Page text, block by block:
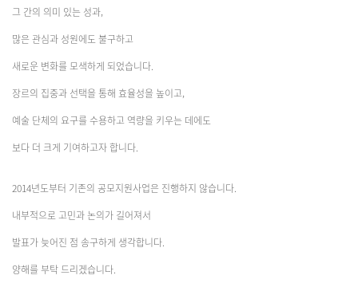
그 간의 의미 있는 성과,
많은 관심과 성원에도 불구하고
새로운 변화를 모색하게 되었습니다.
장르의 집중과 선택을 통해 효율성을 높이고,
예술 단체의 요구를 수용하고 역량을 키우는 데에도
보다 더 크게 기여하고자 합니다.
2014년도부터 기존의 공모지원사업은 진행하지 않습니다.
내부적으로 고민과 논의가 길어져서
발표가 늦어진 점 송구하게 생각합니다.
양해를 부탁 드리겠습니다.